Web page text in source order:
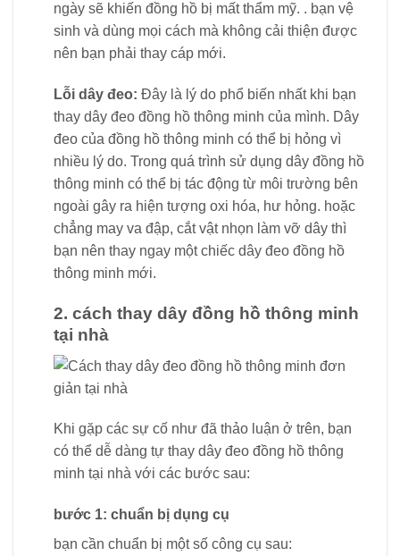
ngày sẽ khiến đồng hồ bị mất thẩm mỹ. . bạn vệ
sinh và dùng mọi cách mà không cải thiện được
nên bạn phải thay cáp mới.
Lỗi dây đeo: Đây là lý do phổ biến nhất khi bạn
thay dây đeo đồng hồ thông minh của mình. Dây
đeo của đồng hồ thông minh có thể bị hỏng vì
nhiều lý do. Trong quá trình sử dụng dây đồng hồ
thông minh có thể bị tác động từ môi trường bên
ngoài gây ra hiện tượng oxi hóa, hư hỏng. hoặc
chẳng may va đập, cắt vật nhọn làm vỡ dây thì
bạn nên thay ngay một chiếc dây đeo đồng hồ
thông minh mới.
2. cách thay dây đồng hồ thông minh
tại nhà
Khi gặp các sự cố như đã thảo luận ở trên, bạn
có thể dễ dàng tự thay dây đeo đồng hồ thông
minh tại nhà với các bước sau:
bước 1: chuẩn bị dụng cụ
bạn cần chuẩn bị một số công cụ sau: